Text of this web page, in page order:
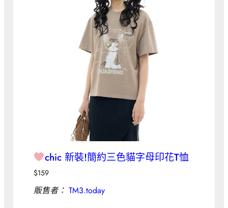
chic 新裝!簡約三色貓字母印花T恤
$159
販售者： TM3.today